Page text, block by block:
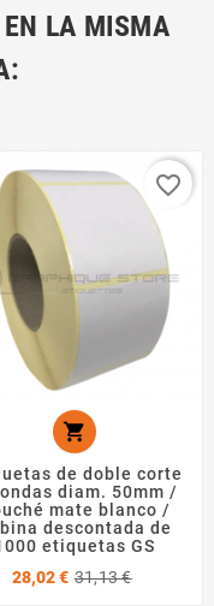
EN LA MISMA

de doble corte
diam. 50mm /
mate blanco /
descontada de
etiquetas GS
28,02 € 31,13 €
favorite_border